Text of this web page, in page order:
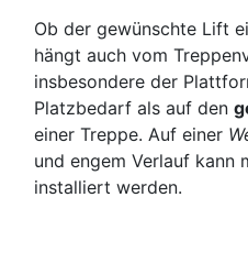
Ob der gewünschte Lift
hängt auch vom
insbesondere der
Platzbedarf als auf den
einer Treppe. Auf einer
und engem Verlauf kann
installiert werden.